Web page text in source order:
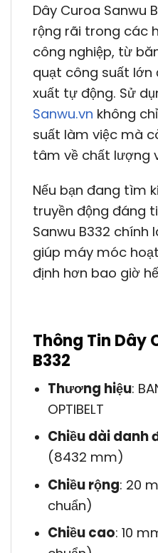
Dây Curoa Sanwu
rộng rãi trong các
công nghiệp, từ
quạt công suất lớn
xuất tự động. Sử
Sanwu.vn không
suất làm việc mà
tâm về chất lượng
Nếu bạn đang tìm
truyền động đáng
Sanwu B332 chính
giúp máy móc
định hơn bao giờ
Thông Tin Dây
B332
Thương hiệu:
OPTIBELT
Chiều dài danh
(8432 mm)
Chiều rộng: 20
chuẩn)
Chiều cao: 10